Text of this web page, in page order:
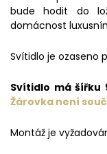
bude hodit do
domácnost
Svítidlo je ozaseno
Svítidlo má šířku
Žárovka není
Montáž je